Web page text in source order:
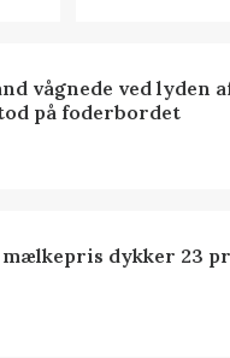
vågnede ved lyden
på foderbordet
mælkepris dykker 23